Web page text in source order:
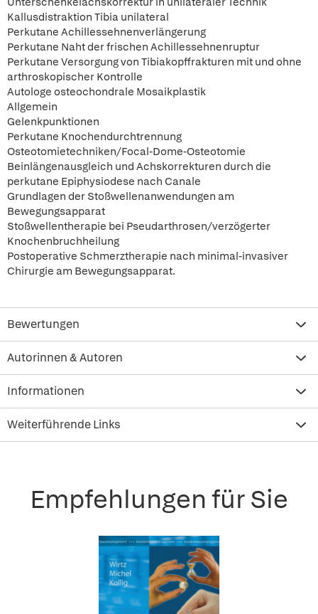
Kallusdistraktion Tibia unilateral
Perkutane Achillessehnenverlängerung
Perkutane Naht der frischen Achillessehnenruptur
Perkutane Versorgung von Tibiakopffrakturen mit und ohne
arthroskopischer Kontrolle
Autologe osteochondrale Mosaikplastik
Allgemein
Gelenkpunktionen
Perkutane Knochendurchtrennung
Osteotomietechniken/Focal-Dome-Osteotomie
Beinlängenausgleich und Achskorrekturen durch die
perkutane Epiphysiodese nach Canale
Grundlagen der Stoßwellenanwendungen am
Bewegungsapparat
Stoßwellentherapie bei Pseudarthrosen/verzögerter
Knochenbruchheilung
Postoperative Schmerztherapie nach minimal-invasiver
Chirurgie am Bewegungsapparat.
Bewertungen
Autorinnen & Autoren
Informationen
Weiterführende Links
Empfehlungen für Sie